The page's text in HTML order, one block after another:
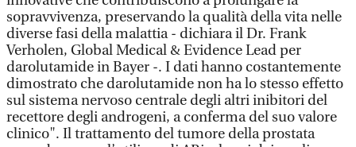
sopravvivenza, preservando la qualità della vita nelle
diverse fasi della malattia - dichiara il Dr. Frank
Verholen, Global Medical & Evidence Lead per
darolutamide in Bayer -. I dati hanno costantemente
dimostrato che darolutamide non ha lo stesso effetto
sul sistema nervoso centrale degli altri inibitori del
recettore degli androgeni, a conferma del suo valore
clinico". Il trattamento del tumore della prostata